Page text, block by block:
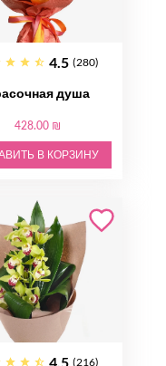
4.5 (280)
душа
428.00 ₪
В КОРЗИНУ
4.5 (216)